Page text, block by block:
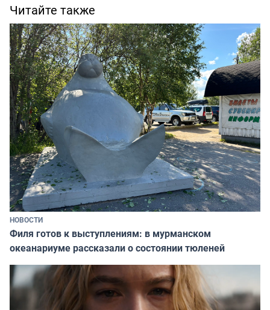
Читайте также
НОВОСТИ
Филя готов к выступлениям: в мурманском
океанариуме рассказали о состоянии тюленей